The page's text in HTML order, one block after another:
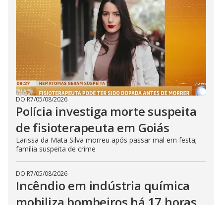
DO R7/05/08/2026
Polícia investiga morte suspeita
de fisioterapeuta em Goiás
Larissa da Mata Silva morreu após passar mal em festa;
família suspeita de crime
DO R7/05/08/2026
Incêndio em indústria química